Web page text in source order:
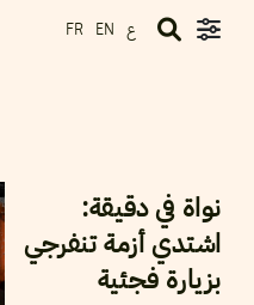
FR EN ع
نواة في دقيقة:
اشتدي أزمة تنفرجي
بزيارة فجئية